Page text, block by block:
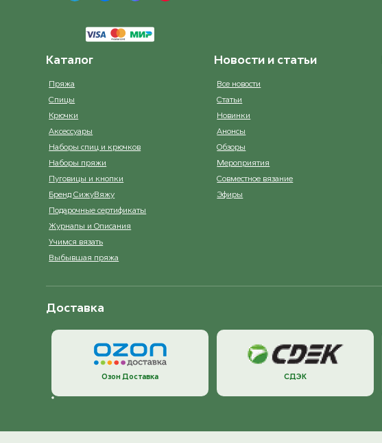
Каталог
Пряжа
Спицы
Крючки
Аксессуары
Наборы спиц и крючков
Наборы пряжи
Пуговицы и кнопки
Бренд СижуВяжу
Подарочные сертификаты
Журналы и Описания
Учимся вязать
Выбывшая пряжа
Новости и статьи
Все новости
Статьи
Новинки
Анонсы
Обзоры
Мероприятия
Совместное вязание
Эфиры
Доставка
Озон Доставка СДЭК